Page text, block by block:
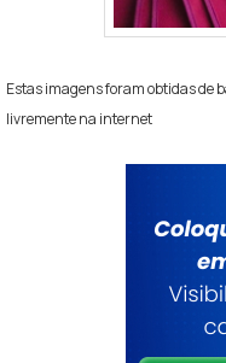
Estas imagens foram obtidas de
livremente na internet